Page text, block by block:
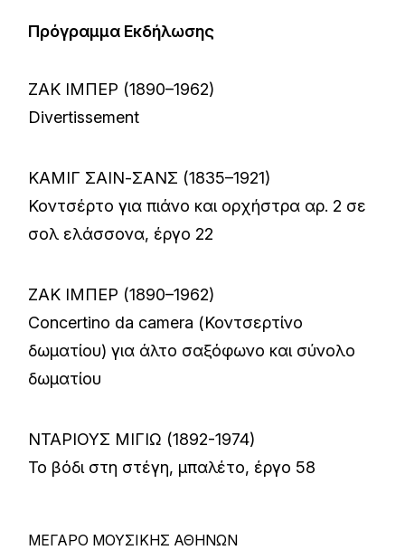
Πρόγραμμα Εκδήλωσης
ΖΑΚ ΙΜΠΕΡ (1890–1962)
Divertissement
ΚΑΜΙΓ ΣΑΙΝ-ΣΑΝΣ (1835–1921)
Κοντσέρτο για πιάνο και ορχήστρα αρ. 2 σε
σολ ελάσσονα, έργο 22
ΖΑΚ ΙΜΠΕΡ (1890–1962)
Concertino da camera (Κοντσερτίνο
δωματίου) για άλτο σαξόφωνο και σύνολο
δωματίου
ΝΤΑΡΙΟΥΣ ΜΙΓΙΩ (1892-1974)
Το βόδι στη στέγη, μπαλέτο, έργο 58
ΜΕΓΑΡΟ ΜΟΥΣΙΚΗΣ ΑΘΗΝΩΝ